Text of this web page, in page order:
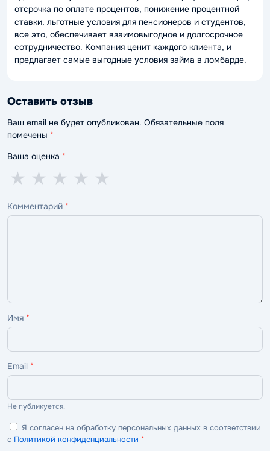
отсрочка по оплате процентов, понижение процентной
ставки, льготные условия для пенсионеров и студентов,
все это, обеспечивает взаимовыгодное и долгосрочное
сотрудничество. Компания ценит каждого клиента, и
предлагает самые выгодные условия займа в ломбарде.
Оставить отзыв
Ваш email не будет опубликован. Обязательные поля
помечены *
Ваша оценка *
5
—
★
4
—
★
3
—
★
2
—
★
1
—
★
Комментарий *
Имя *
Email *
Не публикуется.
Я согласен на обработку персональных данных в соответствии
с Политикой конфиденциальности *